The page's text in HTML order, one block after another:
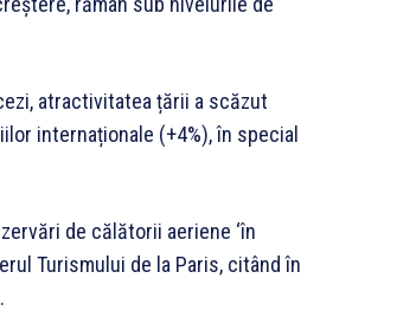
atractivitatea țării a scăzut
internaționale (+4%), în special
de călătorii aeriene ‘în
Turismului de la Paris, citând în